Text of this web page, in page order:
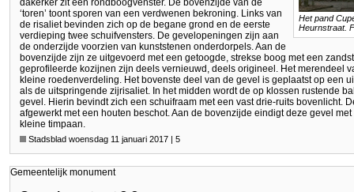
Het pand
Heurnstraat.
dakerker zit een rondboogvenster. De bovenzijde van de
‘toren’ toont sporen van een verdwenen bekroning. Links van
de risaliet bevinden zich op de begane grond en de eerste
verdieping twee schuifvensters. De gevelopeningen zijn aan
de onderzijde voorzien van kunststenen onderdorpels. Aan de
bovenzijde zijn ze uitgevoerd met een getoogde, strekse boog met een
geprofileerde kozijnen zijn deels vernieuwd, deels origineel. Het merendeel
kleine roedenverdeling. Het bovenste deel van de gevel is geplaatst op een
als de uitspringende zijrisaliet. In het midden wordt de op klossen rustende
gevel. Hierin bevindt zich een schuifraam met een vast drie-ruits bovenlicht.
afgewerkt met een houten beschot. Aan de bovenzijde eindigt deze gevel
kleine timpaan.
Stadsblad woensdag 11 januari 2017 | 5
Gemeentelijk monument